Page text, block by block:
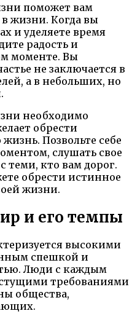
поможет вам
жизни. Когда вы
и уделяете время
радость и
моменте. Вы
не заключается в
а в небольших, но
необходимо
обрести
Позвольте себе
слушать свое
теми, кто вам дорог.
обрести истинное
жизни.
и его темпы
высокими
спешкой и
Люди с каждым
требованиями
общества,